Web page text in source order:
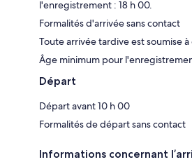
l'enregistrement : 18 h 00.
Formalités d'arrivée sans contact
Toute arrivée tardive est soumise
Âge minimum pour
Départ
Départ avant 10 h 00
Formalités de départ sans contact
Informations concernant